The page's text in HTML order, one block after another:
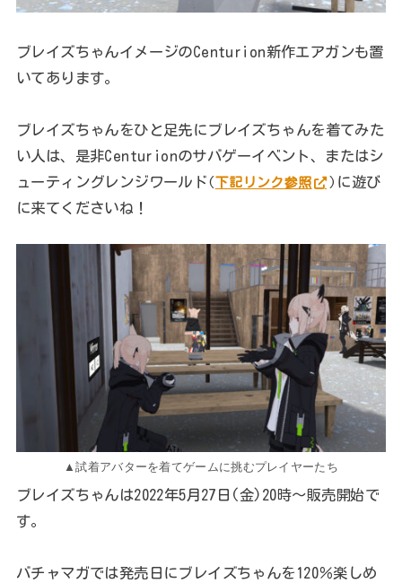
ブレイズちゃんイメージのCenturion新作エアガンも置
いてあります。
ブレイズちゃんをひと足先にブレイズちゃんを着てみた
い人は、是非Centurionのサバゲーイベント、またはシ
ューティングレンジワールド ( 下記リンク参照 ) に遊び
に来てくださいね！
▲試着アバターを着てゲームに挑むプレイヤーたち
ブレイズちゃんは2022年5月27日(金)20時～販売開始で
す。
バチャマガでは発売日にブレイズちゃんを120％楽しめ